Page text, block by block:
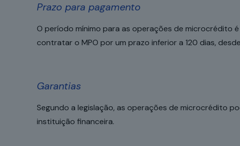
Prazo para pagamento
O período mínimo para as operações de microcrédito
contratar o MPO por um prazo inferior a 120 dias,
Garantias
Segundo a legislação, as operações de microcrédito
instituição financeira.